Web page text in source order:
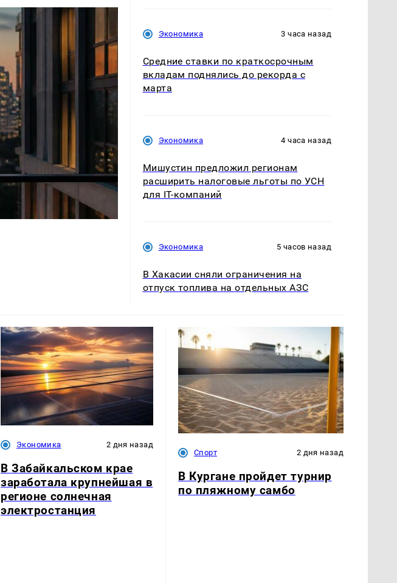
Экономика 3 часа назад
Средние ставки по краткосрочным
вкладам поднялись до рекорда с
марта
Экономика 4 часа назад
Мишустин предложил регионам
расширить налоговые льготы по УСН
для IT-компаний
Экономика 5 часов назад
В Хакасии сняли ограничения на
отпуск топлива на отдельных АЗС
Экономика 2 дня назад
В Забайкальском крае
заработала крупнейшая в
регионе солнечная
электростанция
Спорт 2 дня назад
В Кургане пройдет турнир
по пляжному самбо